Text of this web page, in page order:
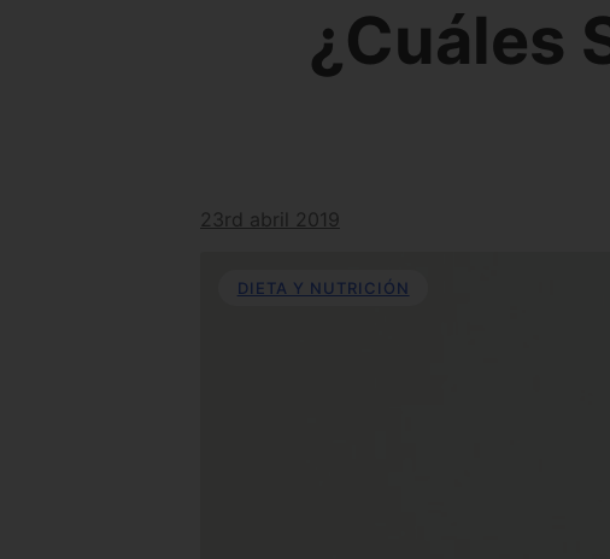
¿Cuáles
23rd abril 2019
DIETA Y NUTRICIÓN